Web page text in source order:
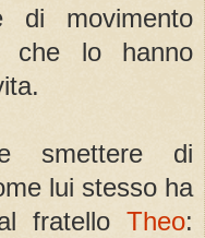
di movimento
che lo hanno
smettere di
lui stesso ha
fratello Theo: